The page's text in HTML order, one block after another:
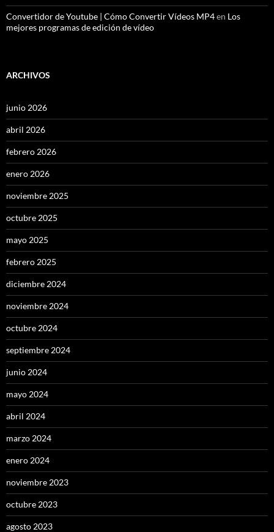
Convertidor de Youtube | Cómo Convertir Vídeos MP4en Los
mejores programas de edición de vídeo
ARCHIVOS
junio 2026
abril 2026
febrero 2026
enero 2026
noviembre 2025
octubre 2025
mayo 2025
febrero 2025
diciembre 2024
noviembre 2024
octubre 2024
septiembre 2024
junio 2024
mayo 2024
abril 2024
marzo 2024
enero 2024
noviembre 2023
octubre 2023
agosto 2023